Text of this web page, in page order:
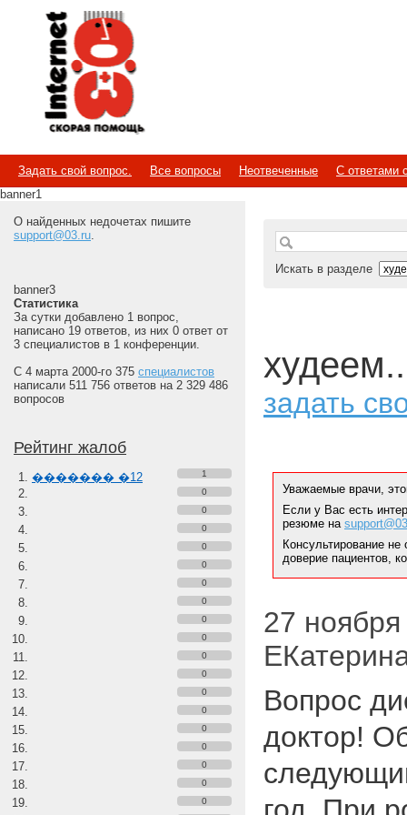
Internet
Скорая помощь
Задать свой вопрос. Все вопросы Неотвеченные
С ответами
banner1
О найденных недочетах пишите
support@03.ru.
banner3
Статистика
За сутки добавлено 1 вопрос,
написано 19 ответов, из них 0 ответ от
3 специалистов в 1 конференции.
С 4 марта 2000-го 375 специалистов
написали 511 756 ответов на 2 329 486
вопросов
Рейтинг жалоб
������� �12
1
0
0
0
0
0
0
0
0
0
0
0
0
0
0
0
0
0
0
Искать в разделе
задать
Уважаемые врачи,
Если у Вас есть
резюме на
Консультирование
доверие пациентов,
27 ноября
Вопрос
доктор!